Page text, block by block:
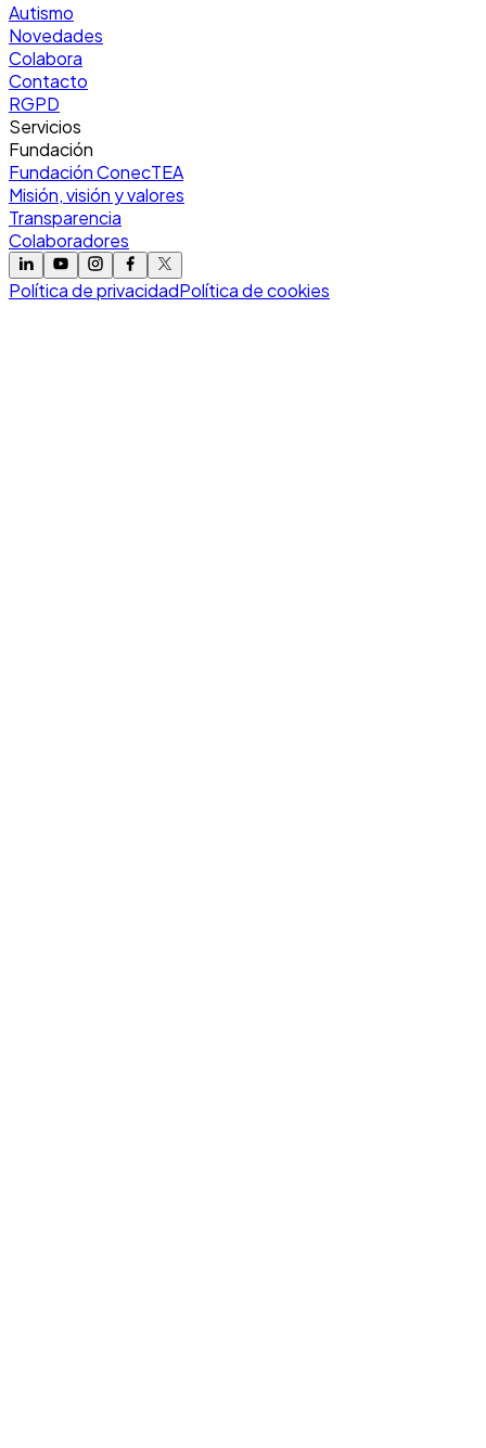
Autismo
Novedades
Colabora
Contacto
RGPD
Servicios
Fundación
Fundación ConecTEA
Misión, visión y valores
Transparencia
Colaboradores
Política de privacidadPolítica de cookies